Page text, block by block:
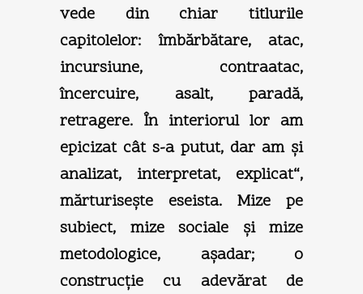
vede din chiar titlurile
capitolelor: îmbărbătare, atac,
incursiune, contraatac,
încercuire, asalt, paradă,
retragere. În interiorul lor am
epicizat cât s-a putut, dar am şi
analizat, interpretat, explicat“,
mărturiseşte eseista. Mize pe
subiect, mize sociale şi mize
metodologice, aşadar; o
construcţie cu adevărat de